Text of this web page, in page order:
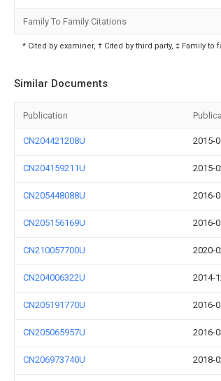
Family To Family Citations
* Cited by examiner, † Cited by third party, ‡ Family to
Similar Documents
Publication
CN204421208U 2015-
CN204159211U 2015-
CN205448088U 2016-
CN205156169U 2016-
CN210057700U 2020-
CN204006322U 2014-
CN205191770U 2016-
CN205065957U 2016-
CN206973740U 2018-